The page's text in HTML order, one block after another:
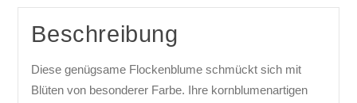
Beschreibung
Diese genügsame Flockenblume schmückt sich mit
Blüten von besonderer Farbe. Ihre kornblumenartigen